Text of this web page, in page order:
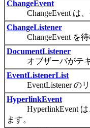
ChangeEvent
ChangeEvent は、
ChangeListener
ChangeEvent を待
DocumentListener
オブザーバがテキ
EventListenerList
EventListener のリ
HyperlinkEvent
HyperlinkEvent は、
ます。